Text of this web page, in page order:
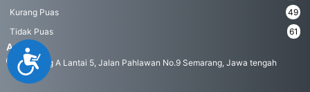
Accessibility
Kurang Puas
49
Tidak Puas
61
Address
Gedung A Lantai 5, Jalan Pahlawan No.9 Semarang, Jawa tengah